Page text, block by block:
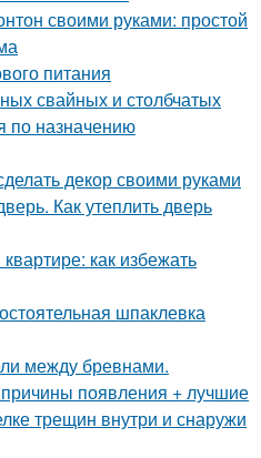
своими руками: простой
питания
свайных и столбчатых
назначению
декор своими руками
Как утеплить дверь
как избежать
шпаклевка
между бревнами.
появления + лучшие
трещин внутри и снаружи